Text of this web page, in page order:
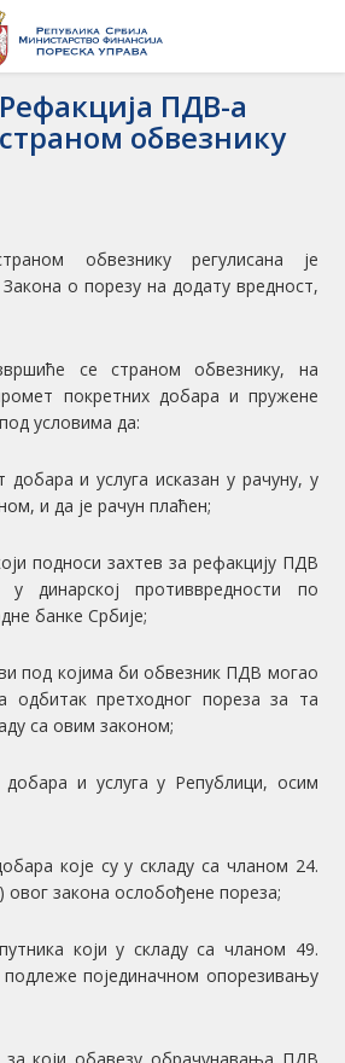
Рефакција ПДВ-а
страном обвезнику
обвезнику регулисана је
о порезу на додату вредност,
се страном обвезнику, на
покретних добара и пружене
условима да:
и услуга исказан у рачуну, у
и да је рачун плаћен;
подноси захтев за рефакцију ПДВ
динарској противвредности по
банке Србије;
под којима би обвезник ПДВ могао
одбитак претходног пореза за та
са овим законом;
и услуга у Републици, осим
које су у складу са чланом 24.
овог закона ослобођене пореза;
који у складу са чланом 49.
појединачном опорезивању